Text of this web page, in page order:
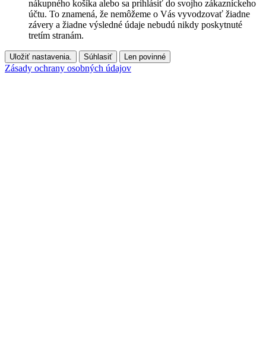
nákupného košíka alebo sa prihlásiť do svojho zákazníckeho
účtu. To znamená, že nemôžeme o Vás vyvodzovať žiadne
závery a žiadne výsledné údaje nebudú nikdy poskytnuté
tretím stranám.
Uložiť nastavenia. Súhlasiť Len povinné
Zásady ochrany osobných údajov